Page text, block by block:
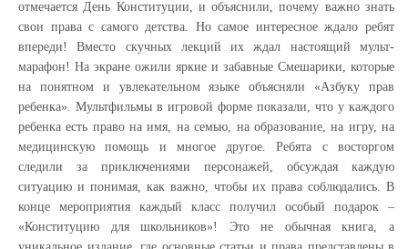
отмечается День Конституции, и объяснили, почему важно знать
свои права с самого детства. Но самое интересное ждало ребят
впереди! Вместо скучных лекций их ждал настоящий мульт-
марафон! На экране ожили яркие и забавные Смешарики, которые
на понятном и увлекательном языке объясняли «Азбуку прав
ребенка». Мультфильмы в игровой форме показали, что у каждого
ребенка есть право на имя, на семью, на образование, на игру, на
медицинскую помощь и многое другое. Ребята с восторгом
следили за приключениями персонажей, обсуждая каждую
ситуацию и понимая, как важно, чтобы их права соблюдались. В
конце мероприятия каждый класс получил особый подарок –
«Конституцию для школьников»! Это не обычная книга, а